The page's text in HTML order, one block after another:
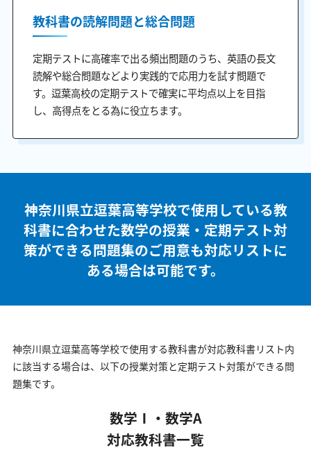
教科書の読解問題と総合問題
定期テストに高確率で出る頻出問題のうち、英語の長文
読解や総合問題などより実践的で応用力を試す問題で
す。逗葉高校の定期テストで確実に平均点以上を目指
し、高得点をとる為に役立ちます。
神奈川県立逗葉高等学校で使用している教
科書に合わせた数学の授業・定期テスト対
策ができる問題集のご用意も対応リストに
ある場合は可能です。
神奈川県立逗葉高等学校で使用する教科書が対応教科書リスト内
に該当する場合は、以下の授業対策と定期テスト対策ができる問
題集です。
数学Ⅰ・数学A
対応教科書一覧